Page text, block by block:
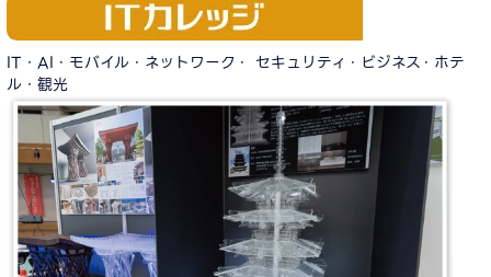
IT・AI・モバイル・ネットワーク・ セキュリティ・ビジネス・ホテ
ル・観光